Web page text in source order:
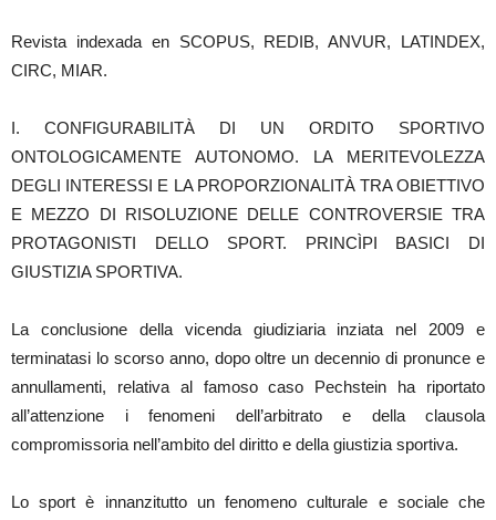
Revista indexada en SCOPUS, REDIB, ANVUR, LATINDEX,
CIRC, MIAR.
I. CONFIGURABILITÀ DI UN ORDITO SPORTIVO
ONTOLOGICAMENTE AUTONOMO. LA MERITEVOLEZZA
DEGLI INTERESSI E LA PROPORZIONALITÀ TRA OBIETTIVO
E MEZZO DI RISOLUZIONE DELLE CONTROVERSIE TRA
PROTAGONISTI DELLO SPORT. PRINCÌPI BASICI DI
GIUSTIZIA SPORTIVA.
La conclusione della vicenda giudiziaria inziata nel 2009 e
terminatasi lo scorso anno, dopo oltre un decennio di pronunce e
annullamenti, relativa al famoso caso Pechstein ha riportato
all’attenzione i fenomeni dell’arbitrato e della clausola
compromissoria nell’ambito del diritto e della giustizia sportiva.
Lo sport è innanzitutto un fenomeno culturale e sociale che